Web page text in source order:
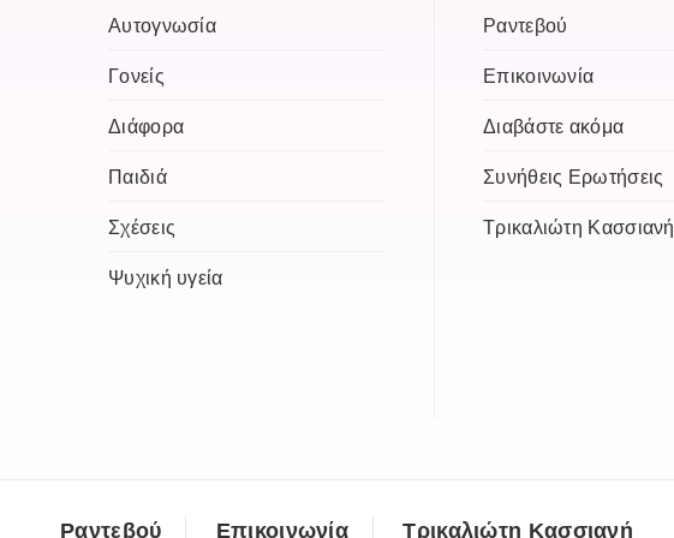
Αυτογνωσία
Γονείς
Διάφορα
Παιδιά
Σχέσεις
Ψυχική υγεία
Ραντεβού
Επικοινωνία
Διαβάστε ακόμα
Συνήθεις Ερωτήσεις
Τρικαλιώτη Κασσιανή
Ραντεβού Επικοινωνία Τρικαλιώτη Κασσιανή